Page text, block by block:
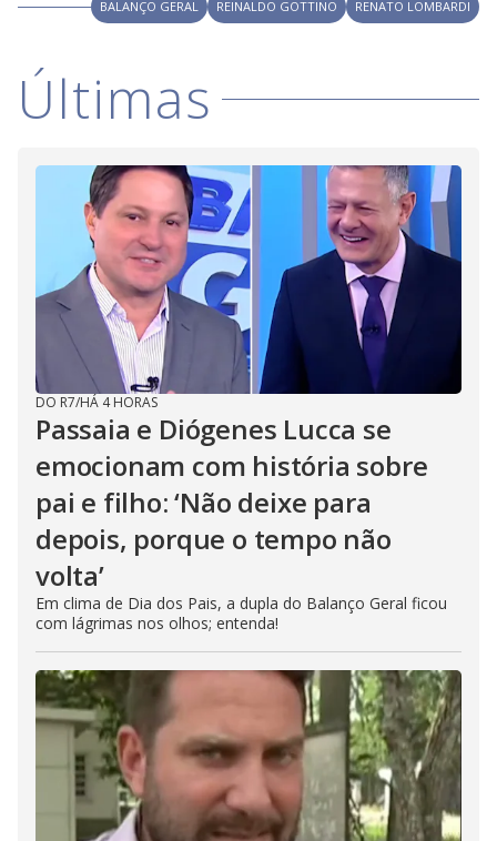
V
i
d
e
o
d
o
BALANÇO GERAL REINALDO GOTTINO RENATO LOMBARDI
Últimas
DO R7/HÁ 4 HORAS
Passaia e Diógenes Lucca se
emocionam com história sobre
pai e filho: ‘Não deixe para
depois, porque o tempo não
volta’
Em clima de Dia dos Pais, a dupla do Balanço Geral ficou
com lágrimas nos olhos; entenda!